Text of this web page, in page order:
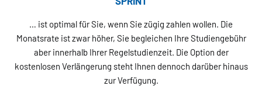
… ist optimal für Sie, wenn Sie zügig zahlen wollen. Die
Monatsrate ist zwar höher, Sie begleichen Ihre Studiengebühr
aber innerhalb Ihrer Regelstudienzeit. Die Option der
kostenlosen Verlängerung steht Ihnen dennoch darüber hinaus
zur Verfügung.